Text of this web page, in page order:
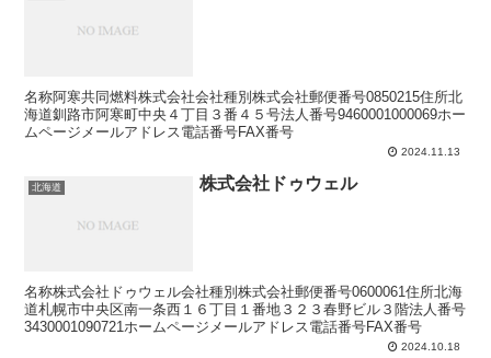
名称阿寒共同燃料株式会社会社種別株式会社郵便番号0850215住所北
海道釧路市阿寒町中央４丁目３番４５号法人番号9460001000069ホー
ムページメールアドレス電話番号FAX番号
2024.11.13
北海道 株式会社ドゥウェル
名称株式会社ドゥウェル会社種別株式会社郵便番号0600061住所北海
道札幌市中央区南一条西１６丁目１番地３２３春野ビル３階法人番号
3430001090721ホームページメールアドレス電話番号FAX番号
2024.10.18